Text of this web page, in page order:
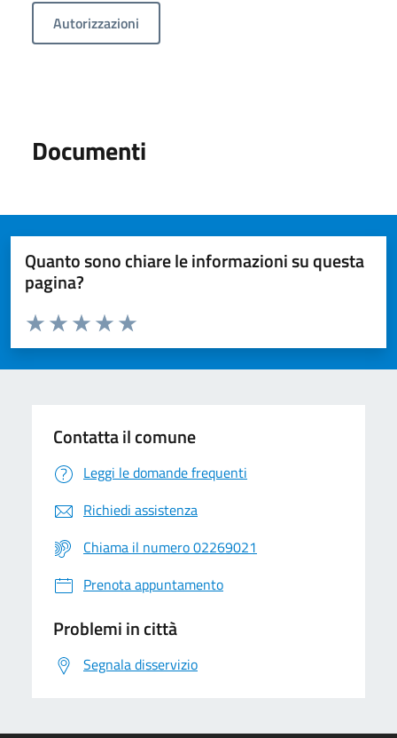
Autorizzazioni
Documenti
Quanto sono chiare le informazioni su questa
pagina?
Valuta da 1 a 5 stelle la pagina
Valuta 5 stelle su 5
Valuta 4 stelle su 5
Valuta 3 stelle su 5
Valuta 2 stelle su 5
Valuta 1 stelle su 5
Contatta il comune
Leggi le domande frequenti
Richiedi assistenza
Chiama il numero 02269021
Prenota appuntamento
Problemi in città
Segnala disservizio